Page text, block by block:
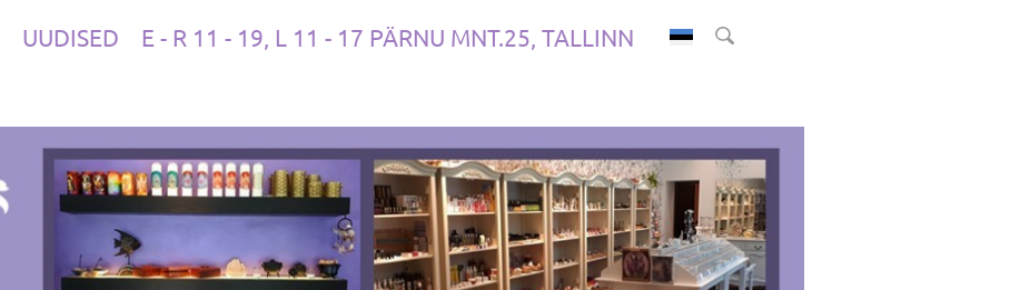
UUDISED E - R 11 - 19, L 11 - 17 PÄRNU MNT.25, TALLINN